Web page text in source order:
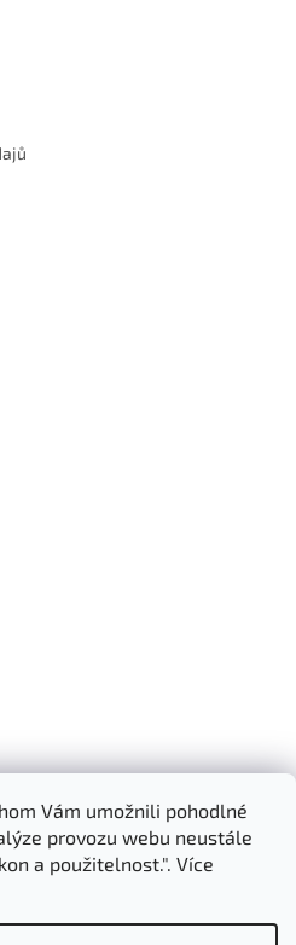
Vám umožnili pohodlné
provozu webu neustále
a použitelnost.". Více
Manufaktura s.r.o.